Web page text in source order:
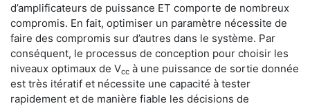
d’amplificateurs de puissance ET comporte de nombreux
compromis. En fait, optimiser un paramètre nécessite de
faire des compromis sur d’autres dans le système. Par
conséquent, le processus de conception pour choisir les
niveaux optimaux de Vcc à une puissance de sortie donnée
est très itératif et nécessite une capacité à tester
rapidement et de manière fiable les décisions de